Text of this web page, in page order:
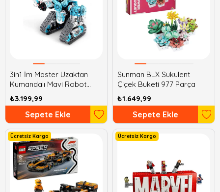
3in1 İm Master Uzaktan
Kumandalı Mavi Robot
Araba 398 Parça
₺3.199,99
Sepete Ekle
Sunman BLX Sukulent
Çiçek Buketi 977 Parça
₺1.649,99
Sepete Ekle
Ücretsiz Kargo Ücretsiz Kargo